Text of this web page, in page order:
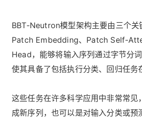
BBT-Neutron模型架构主要由三个关
Patch Embedding、Patch Self-
Head，能够将输入序列通过字节分词
使其具备了包括执行分类、回归任务
这些任务在许多科学应用中非常常见
成新序列，也可以是对输入分类或预